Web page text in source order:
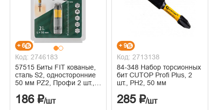
+ 6
Код: 2746183
57515 Биты FIT кованые,
сталь S2, односторонние
50 мм PZ2, Профи 2 шт.,
186 ₽/шт
+ 9
Код: 2713138
84-348 Набор торсионных
бит CUTOP Profi Plus, 2
шт., PH2, 50 мм
285 ₽/шт